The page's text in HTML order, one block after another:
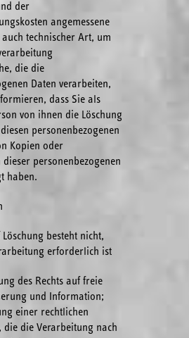
der
angemessene
technischer Art, um
die die
Daten verarbeiten,
dass Sie als
von ihnen die Löschung
personenbezogenen
Kopien oder
personenbezogenen
haben.
Löschung besteht nicht,
erforderlich ist
des Rechts auf freie
und Information;
einer rechtlichen
die die Verarbeitung nach